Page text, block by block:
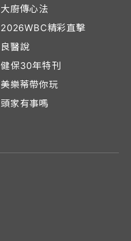
大廚傳心法
2026WBC精彩直擊
良醫說
健保30年特刊
美樂蒂帶你玩
頭家有事嗎